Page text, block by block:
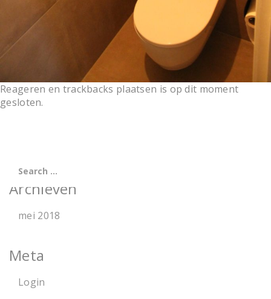
Reageren en trackbacks plaatsen is op dit moment
gesloten.
Archieven
mei 2018
Meta
Login